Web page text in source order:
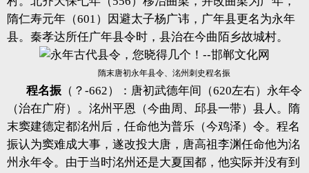
隋仁寿元年（601）因避太子杨广讳，广年县更名为永年
县。秦孝达所任广年县令时，县治在今曲陌乡故城村。
隋末唐初永年县令、洺州刺史程名振
程名振 （？-662）：唐初武德年间（620左右）永年令
（治在广府）。洺州平恩（今曲周、邱县一带）县人。隋
末窦建德定都洺州后，任命他为普乐（今鸡泽）令。程名
振认为窦难成大事，遂改投大唐，唐高祖李渊任命他为洺
州永年令。由于当时洺州还是大夏国都，他实际并没有到